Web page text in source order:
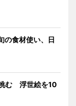
食材使い、日
む 浮世絵を10